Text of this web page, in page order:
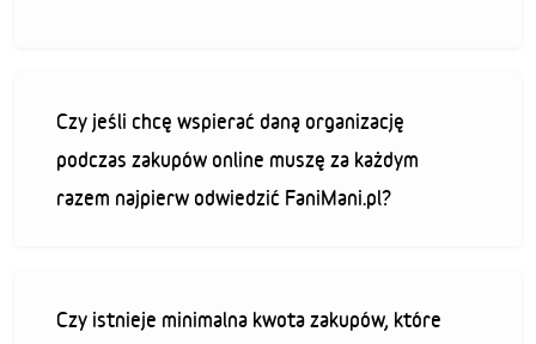
Czy jeśli chcę wspierać daną organizację
podczas zakupów online muszę za każdym
razem najpierw odwiedzić FaniMani.pl?
Czy istnieje minimalna kwota zakupów, które